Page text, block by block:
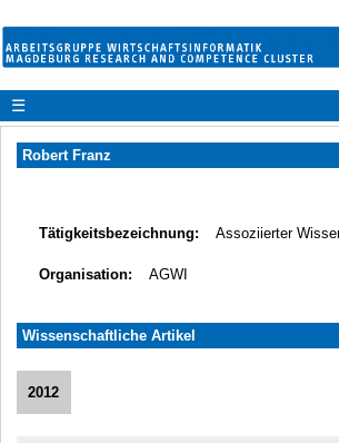
☰
Robert Franz
Tätigkeitsbezeichnung: Assoziierter
Organisation: AGWI
Wissenschaftliche Artikel
2012